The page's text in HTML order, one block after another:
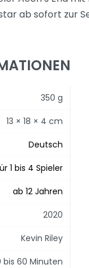
ab sofort zur
350 g
13 × 18 × 4 cm
Deutsch
1 bis 4 Spieler
ab 12 Jahren
2020
Kevin Riley
bis 60 Minuten